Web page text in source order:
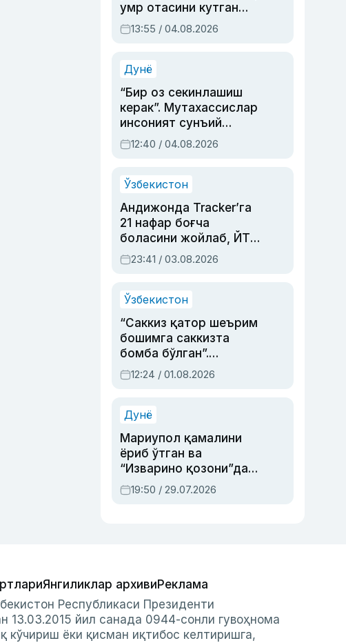
умр отасини кутган
актриса ва дубльяж
устаси Римма
синовларга тўла ҳаёти
13:55 / 04.08.2026
Дунё
“Бир оз секинлашиш
керак”. Мутахассислар
инсоният сунъий
интеллектни бошқара
олмай қолишидан
12:40 / 04.08.2026
Ўзбекистон
Андижонда Tracker’га
21 нафар боғча
боласини жойлаб, ЙТҲ
содир этган аёлга суд
ҳукми ўқилди
23:41 / 03.08.2026
Ўзбекистон
“Саккиз қатор шеърим
бошимга саккизта
бомба бўлган”.
Абдулла Ориповни
сиёсий айбловлардан
12:24 / 01.08.2026
Дунё
Мариупол қамалини
ёриб ўтган ва
“Изварино қозони”дан
чиққан қаҳрамон —
Украина армияси бош
19:50 / 29.07.2026
Янгиликлар архивиРеклама
Республикаси Президенти
13.03.2015 йил санада 0944-сонли гувоҳнома
кўчириш ёки қисман иқтибос келтиришга,